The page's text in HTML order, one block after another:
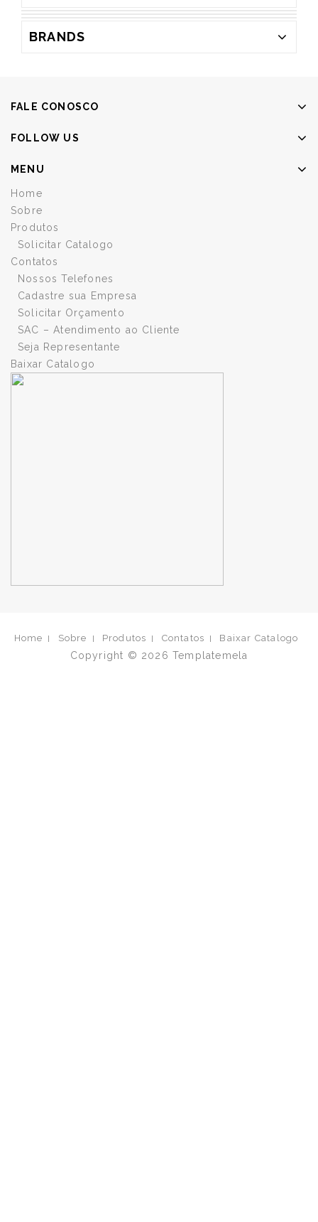
BRANDS
FALE CONOSCO
FOLLOW US
MENU
Home
Sobre
Produtos
Solicitar Catalogo
Contatos
Nossos Telefones
Cadastre sua Empresa
Solicitar Orçamento
SAC – Atendimento ao Cliente
Seja Representante
Baixar Catalogo
Home Sobre Produtos Contatos Baixar Catalogo
Copyright © 2026 Templatemela